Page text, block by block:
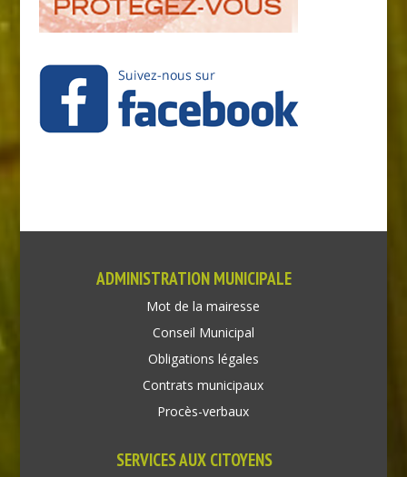
ADMINISTRATION MUNICIPALE
Mot de la mairesse
Conseil Municipal
Obligations légales
Contrats municipaux
Procès-verbaux
SERVICES AUX CITOYENS